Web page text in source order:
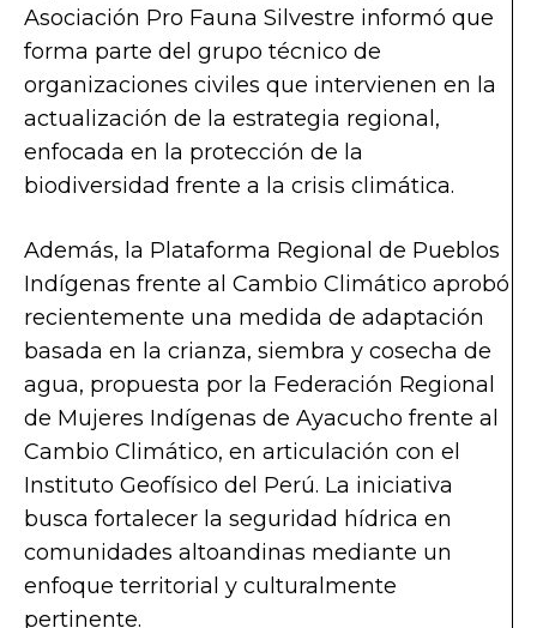
Asociación Pro Fauna Silvestre informó que
forma parte del grupo técnico de
organizaciones civiles que intervienen en la
actualización de la estrategia regional,
enfocada en la protección de la
biodiversidad frente a la crisis climática.
Además, la Plataforma Regional de Pueblos
Indígenas frente al Cambio Climático aprobó
recientemente una medida de adaptación
basada en la crianza, siembra y cosecha de
agua, propuesta por la Federación Regional
de Mujeres Indígenas de Ayacucho frente al
Cambio Climático, en articulación con el
Instituto Geofísico del Perú. La iniciativa
busca fortalecer la seguridad hídrica en
comunidades altoandinas mediante un
enfoque territorial y culturalmente
pertinente.